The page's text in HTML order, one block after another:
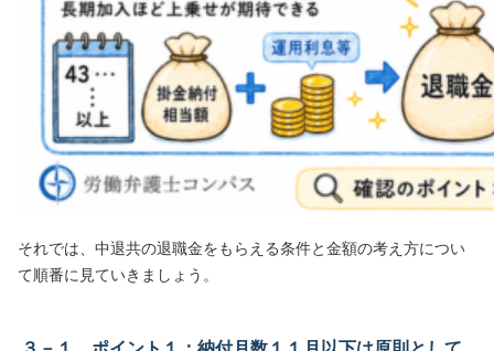
それでは、中退共の退職金をもらえる条件と金額の考え方につい
て順番に見ていきましょう。